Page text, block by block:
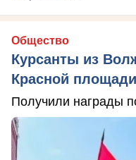
Общество
Курсанты из
Красной
Получили награды